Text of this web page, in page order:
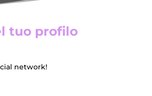
tuo profilo
network!